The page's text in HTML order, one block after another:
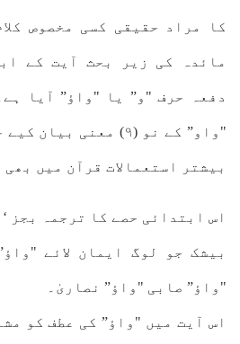
کا مراد حقیقی کسی مخصوص
مائدہ کی زیر بحث آیت کے
دفعہ حرف "و” یا "واؤ” آیا
"واو” کے نو (۹) معنی
بیشتر استعمالات قرآن میں بھی
اس ابتدائی حصے کا ترجمہ بجز
بیشک جو لوگ ایمان لائے
"واؤ” صابی "واؤ” نصاریٰ۔
اس آیت میں "واؤ” کی عطف کو